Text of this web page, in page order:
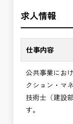
・会議運営、
・完成検査
※主に施工段
建設コンサ
上流のマネ
職場環境
✅「仕事の
に致します。
⭐＝＝お祝い
※お祝い金の
た方が対象
その他支給
さい。
求人情報
仕事内容
公共事業にお
クション・マ
技術士（建設
す。